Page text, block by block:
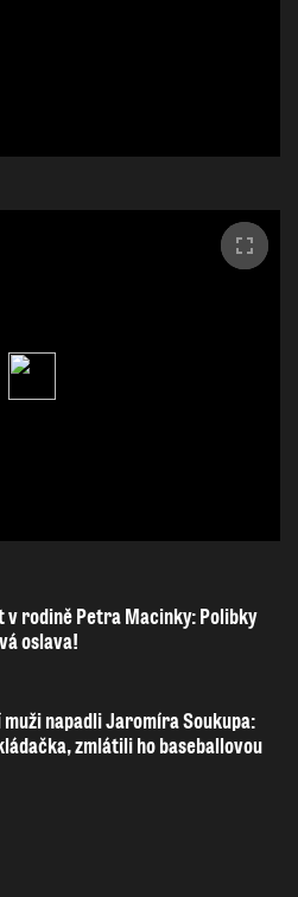
v rodině Petra Macinky: Polibky
oslava!
napadli Jaromíra Soukupa:
zmlátili ho baseballovou